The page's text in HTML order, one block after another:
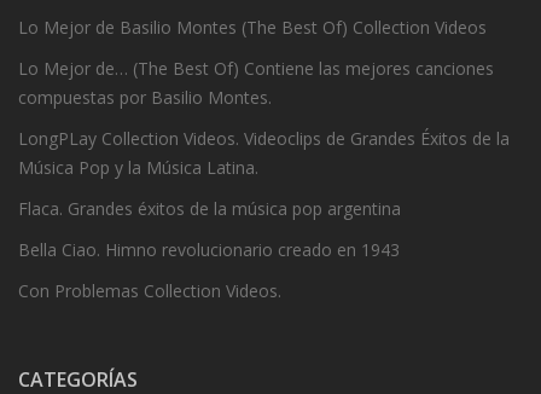
Lo Mejor de Basilio Montes (The Best Of) Collection Videos
Lo Mejor de… (The Best Of) Contiene las mejores canciones
compuestas por Basilio Montes.
LongPLay Collection Videos. Videoclips de Grandes Éxitos de la
Música Pop y la Música Latina.
Flaca. Grandes éxitos de la música pop argentina
Bella Ciao. Himno revolucionario creado en 1943
Con Problemas Collection Videos.
CATEGORÍAS